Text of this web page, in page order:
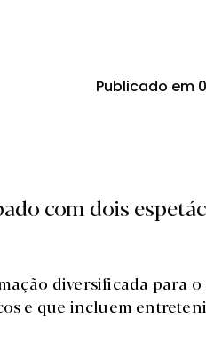
Publicado em
com dois
diversificada para
e que incluem